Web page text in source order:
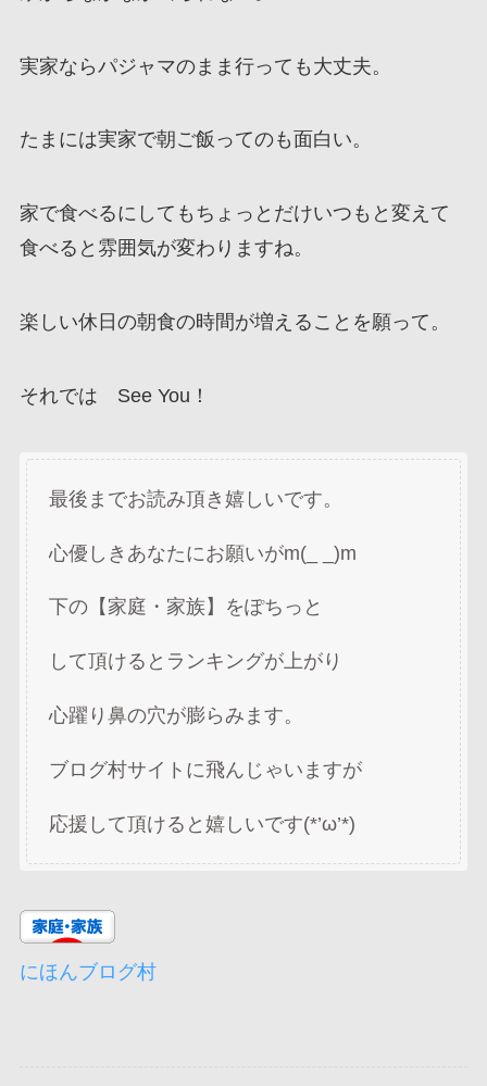
実家ならパジャマのまま行っても大丈夫。
たまには実家で朝ご飯ってのも面白い。
家で食べるにしてもちょっとだけいつもと変えて
食べると雰囲気が変わりますね。
楽しい休日の朝食の時間が増えることを願って。
それでは See You！
最後までお読み頂き嬉しいです。
心優しきあなたにお願いがm(_ _)m
下の【家庭・家族】をぽちっと
して頂けるとランキングが上がり
心躍り鼻の穴が膨らみます。
ブログ村サイトに飛んじゃいますが
応援して頂けると嬉しいです(*’ω’*)
にほんブログ村